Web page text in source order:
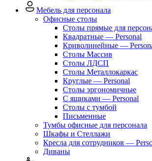
Мебель для персонала
Офисные столы
Столы прямые для
Квадратные — Personal
Криволинейные —
Столы Массив
Столы ЛДСП
Столы Металлокаркас
Круглые — Personal
Столы эргономичные
С ящиками — Personal
Столы с тумбой
Письменные
Тумбы офисные для персонала
Шкафы и Стеллажи
Кресла для сотрудников —
Диваны